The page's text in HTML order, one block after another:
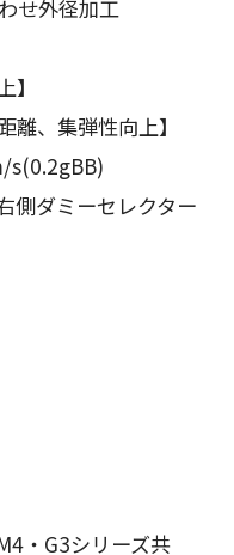
せ外径加工
、集弾性向上】
s(0.2gBB)
側ダミーセレクター
・G3シリーズ共